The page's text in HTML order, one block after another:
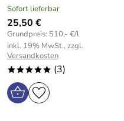
Sofort lieferbar
25,50 €
Grundpreis: 510,- €/l
inkl. 19% MwSt., zzgl.
Versandkosten
***** (3)